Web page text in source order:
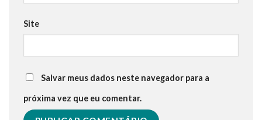
Site
Salvar meus dados neste navegador para a
próxima vez que eu comentar.